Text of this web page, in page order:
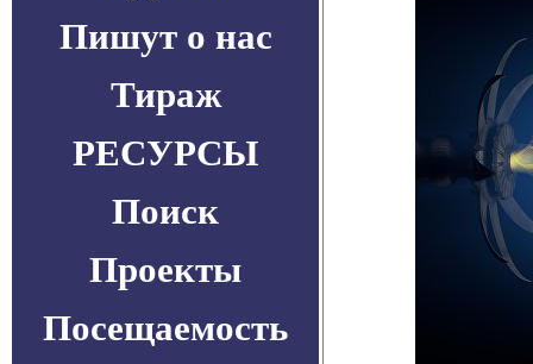
Пишут о нас
Тираж
РЕСУРСЫ
Поиск
Проекты
Посещаемость